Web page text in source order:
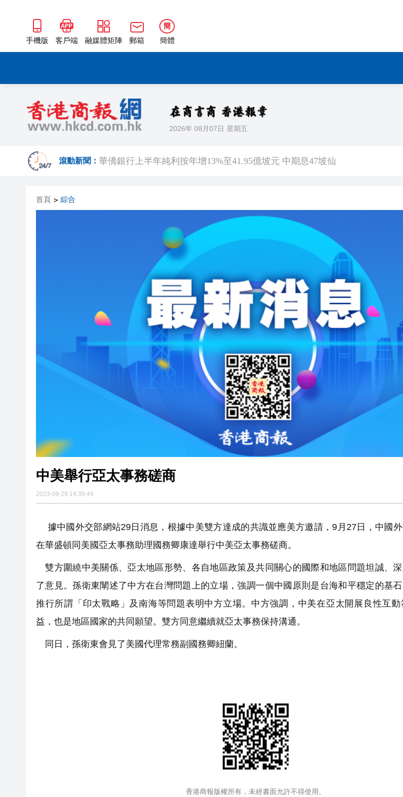
手機版 客戶端 融媒體矩陣 郵箱
簡
簡體
2026年 08月07日 星期五
滾動新聞：
日本4月底斥6.28萬億日圓干預匯市 破單日紀錄
直播｜保安局局長鄧炳強見傳媒
有片丨實力出圈！中國機器人正在「承包」英國零售貨架
有片｜南亞裔小孩跑出馬路 3車及時停下
華僑銀行上半年純利按年增13%至41.95億坡元 中期息47坡仙
首頁 > 綜合
中美舉行亞太事務磋商
2023-09-29 14:39:44
據中國外交部網站29日消息，根據中美雙方達成的共識並應美方邀請，9月27日，中國
在華盛頓同美國亞太事務助理國務卿康達舉行中美亞太事務磋商。
雙方圍繞中美關係、亞太地區形勢、各自地區政策及共同關心的國際和地區問題坦誠、
了意見。孫衛東闡述了中方在台灣問題上的立場，強調一個中國原則是台海和平穩定的基
推行所謂「印太戰略」及南海等問題表明中方立場。中方強調，中美在亞太開展良性互動
益，也是地區國家的共同願望。雙方同意繼續就亞太事務保持溝通。
同日，孫衛東會見了美國代理常務副國務卿紐蘭。
香港商報版權所有，未經書面允許不得使用。